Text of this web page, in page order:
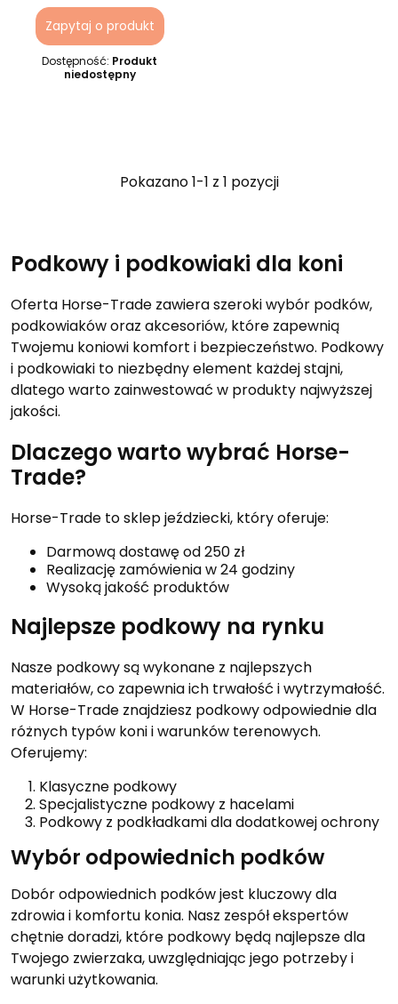
Zapytaj o produkt
Dostępność: Produkt
niedostępny
Pokazano 1-1 z 1 pozycji
Podkowy i podkowiaki dla koni
Oferta Horse-Trade zawiera szeroki wybór podków,
podkowiaków oraz akcesoriów, które zapewnią
Twojemu koniowi komfort i bezpieczeństwo. Podkowy
i podkowiaki to niezbędny element każdej stajni,
dlatego warto zainwestować w produkty najwyższej
jakości.
Dlaczego warto wybrać Horse-
Trade?
Horse-Trade to sklep jeździecki, który oferuje:
Darmową dostawę od 250 zł
Realizację zamówienia w 24 godziny
Wysoką jakość produktów
Najlepsze podkowy na rynku
Nasze podkowy są wykonane z najlepszych
materiałów, co zapewnia ich trwałość i wytrzymałość.
W Horse-Trade znajdziesz podkowy odpowiednie dla
różnych typów koni i warunków terenowych.
Oferujemy:
Klasyczne podkowy
Specjalistyczne podkowy z hacelami
Podkowy z podkładkami dla dodatkowej ochrony
Wybór odpowiednich podków
Dobór odpowiednich podków jest kluczowy dla
zdrowia i komfortu konia. Nasz zespół ekspertów
chętnie doradzi, które podkowy będą najlepsze dla
Twojego zwierzaka, uwzględniając jego potrzeby i
warunki użytkowania.